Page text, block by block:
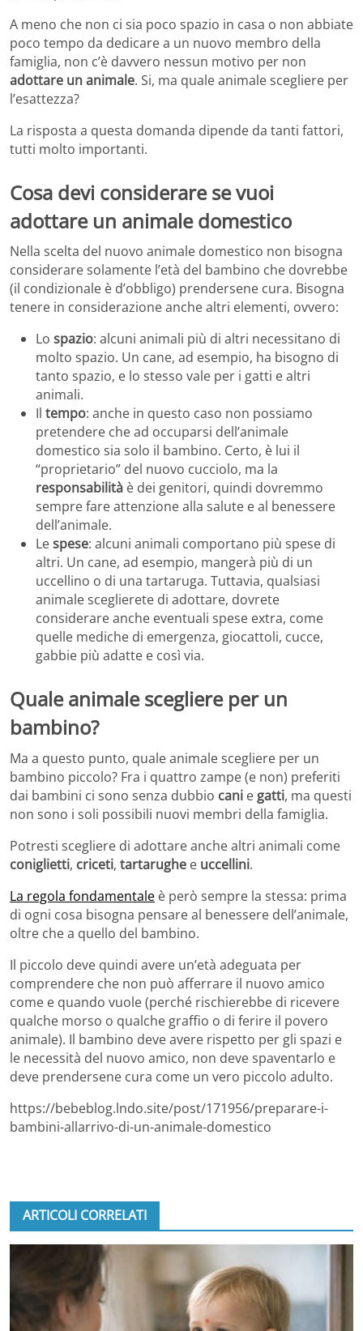
A meno che non ci sia poco spazio in casa o non abbiate
poco tempo da dedicare a un nuovo membro della
famiglia, non c’è davvero nessun motivo per non
adottare un animale. Si, ma quale animale scegliere per
l’esattezza?
La risposta a questa domanda dipende da tanti fattori,
tutti molto importanti.
Cosa devi considerare se vuoi
adottare un animale domestico
Nella scelta del nuovo animale domestico non bisogna
considerare solamente l’età del bambino che dovrebbe
(il condizionale è d’obbligo) prendersene cura. Bisogna
tenere in considerazione anche altri elementi, ovvero:
Lo spazio: alcuni animali più di altri necessitano di
molto spazio. Un cane, ad esempio, ha bisogno di
tanto spazio, e lo stesso vale per i gatti e altri
animali.
Il tempo: anche in questo caso non possiamo
pretendere che ad occuparsi dell’animale
domestico sia solo il bambino. Certo, è lui il
“proprietario” del nuovo cucciolo, ma la
responsabilità è dei genitori, quindi dovremmo
sempre fare attenzione alla salute e al benessere
dell’animale.
Lespese: alcuni animali comportano più spese di
altri. Un cane, ad esempio, mangerà più di un
uccellino o di una tartaruga. Tuttavia, qualsiasi
animale sceglierete di adottare, dovrete
considerare anche eventuali spese extra, come
quelle mediche di emergenza, giocattoli, cucce,
gabbie più adatte e così via.
Quale animale scegliere per un
bambino?
Ma a questo punto, quale animale scegliere per un
bambino piccolo? Fra i quattro zampe (e non) preferiti
dai bambini ci sono senza dubbio cani e gatti, ma questi
non sono i soli possibili nuovi membri della famiglia.
Potresti scegliere di adottare anche altri animali come
coniglietti, criceti, tartarughe e uccellini.
La regola fondamentale è però sempre la stessa: prima
di ogni cosa bisogna pensare al benessere dell’animale,
oltre che a quello del bambino.
Il piccolo deve quindi avere un’età adeguata per
comprendere che non può afferrare il nuovo amico
come e quando vuole (perché rischierebbe di ricevere
qualche morso o qualche graffio o di ferire il povero
animale). Il bambino deve avere rispetto per gli spazi e
le necessità del nuovo amico, non deve spaventarlo e
deve prendersene cura come un vero piccolo adulto.
https://bebeblog.lndo.site/post/171956/preparare-i-
bambini-allarrivo-di-un-animale-domestico
ARTICOLI CORRELATI